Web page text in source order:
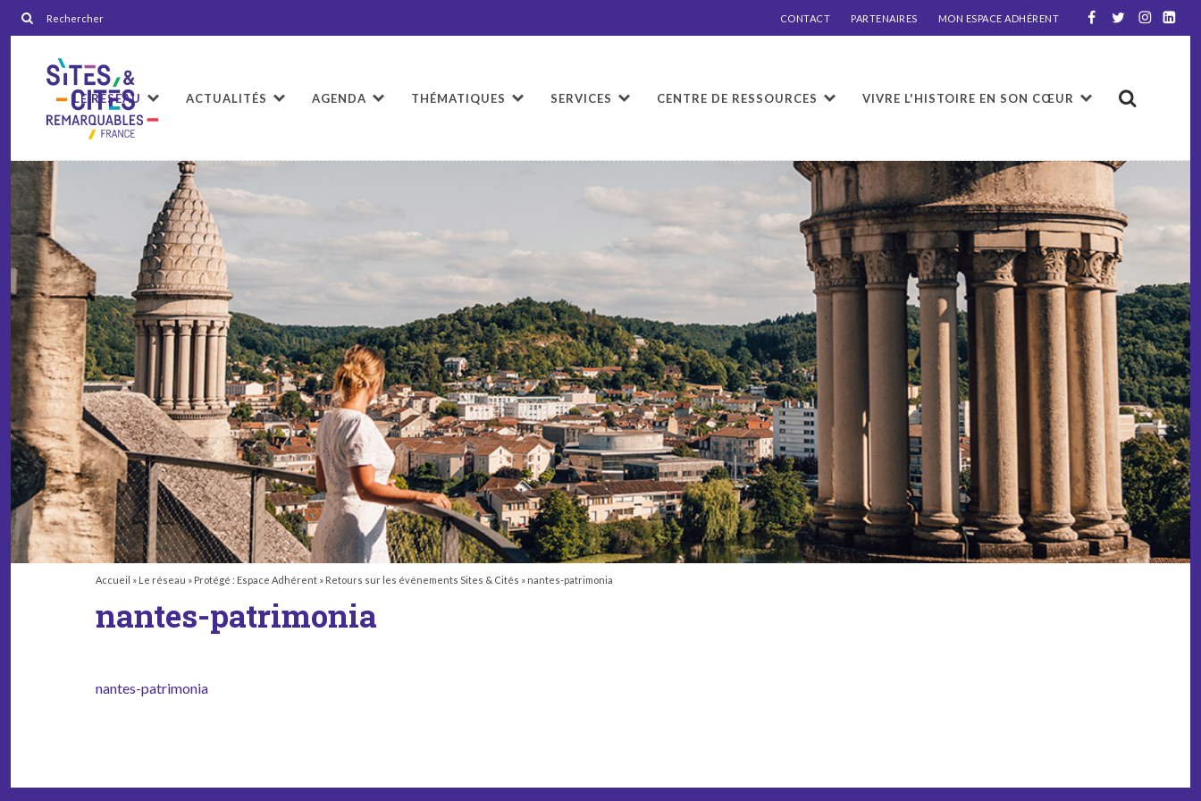
CONTACT PARTENAIRES MON ESPACE ADHÉRENT
LE RÉSEAU ACTUALITÉS AGENDA THÉMATIQUES SERVICES CENTRE DE RESSOURCES VIVRE L'HISTOIRE EN SON CŒUR
Accueil » Le réseau » Protégé : Espace Adhérent » Retours sur les événements Sites & Cités » nantes-patrimonia
nantes-patrimonia
nantes-patrimonia